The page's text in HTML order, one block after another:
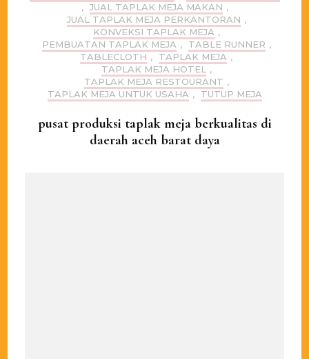
, JUAL TAPLAK MEJA MAKAN ,
JUAL TAPLAK MEJA PERKANTORAN ,
KONVEKSI TAPLAK MEJA ,
PEMBUATAN TAPLAK MEJA , TABLE RUNNER ,
TABLECLOTH , TAPLAK MEJA ,
TAPLAK MEJA HOTEL
,
TAPLAK MEJA RESTOURANT ,
TAPLAK MEJA UNTUK USAHA , TUTUP MEJA
pusat produksi taplak meja berkualitas di
daerah aceh barat daya